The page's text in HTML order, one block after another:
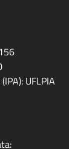
UFLPIA